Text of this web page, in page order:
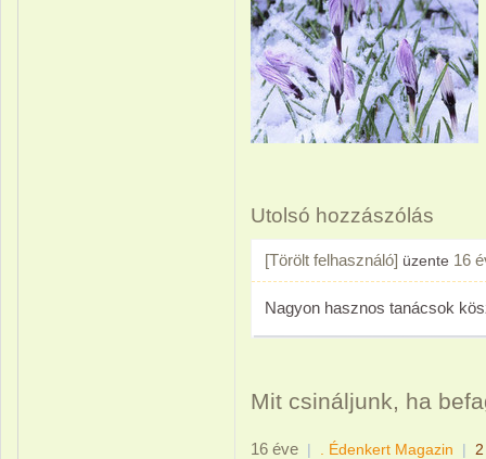
Utolsó hozzászólás
[Törölt felhasználó] üzente 16
Nagyon hasznos tanácsok
Mit csináljunk, ha
16 éve | . Édenkert Magazin |